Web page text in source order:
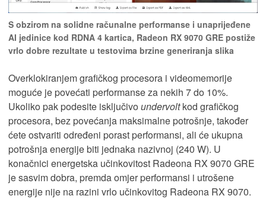
S obzirom na solidne računalne performanse i unaprijeđene
AI jedinice kod RDNA 4 kartica, Radeon RX 9070 GRE postiže
vrlo dobre rezultate u testovima brzine generiranja slika
Overklokiranjem grafičkog procesora i videomemorije
moguće je povećati performanse za nekih 7 do 10%.
Ukoliko pak podesite isključivo undervoltkod grafičkog
procesora, bez povećanja maksimalne potrošnje, također
ćete ostvariti određeni porast performansi, ali će ukupna
potrošnja energije biti jednaka nazivnoj (240 W). U
konačnici energetska učinkovitost Radeona RX 9070 GRE
je sasvim dobra, premda omjer performansi i utrošene
energije nije na razini vrlo učinkovitog Radeona RX 9070.